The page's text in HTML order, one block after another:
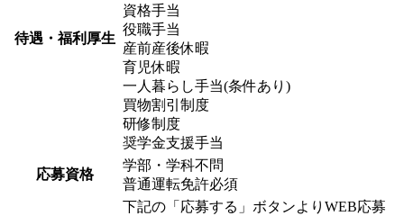
待遇・福利厚生
資格手当
役職手当
産前産後休暇
育児休暇
一人暮らし手当(条件あり)
買物割引制度
研修制度
奨学金支援手当
応募資格
学部・学科不問
普通運転免許必須
下記の「応募する」ボタンよりWEB応募